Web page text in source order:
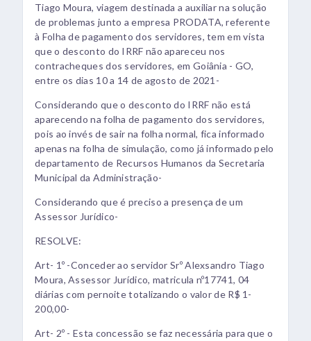
Tiago Moura, viagem destinada a auxiliar na solução
de problemas junto a empresa PRODATA, referente
à Folha de pagamento dos servidores, tem em vista
que o desconto do IRRF não apareceu nos
contracheques dos servidores, em Goiânia - GO,
entre os dias 10 a 14 de agosto de 2021-
Considerando que o desconto do IRRF não está
aparecendo na folha de pagamento dos servidores,
pois ao invés de sair na folha normal, fica informado
apenas na folha de simulação, como já informado pelo
departamento de Recursos Humanos da Secretaria
Municipal da Administração-
Considerando que é preciso a presença de um
Assessor Jurídico-
RESOLVE:
Art- 1º -Conceder ao servidor Srº Alexsandro Tiago
Moura, Assessor Jurídico, matricula nº17741, 04
diárias com pernoite totalizando o valor de R$ 1-
200,00-
Art- 2º - Esta concessão se faz necessária para que o